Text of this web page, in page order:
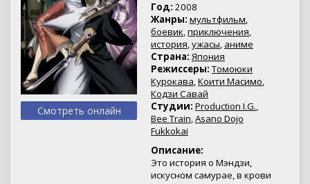
Смотреть онлайн
Год: 2008
Жанры: мультфильм,
боевик,приключения,
история,ужасы, аниме
Страна: Япония
Режиссеры: Томоюки
Курокава,Коити Масимо,
Кодзи Савай
Студии: Production I.G.,
Bee Train,Asano Dojo
Fukkokai
Описание:
Это история о Мэндзи,
искусном самурае, в крови